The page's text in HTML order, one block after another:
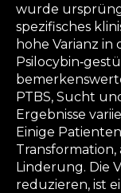
wurde
spezifisches
hohe Varianz in
PTBS, Sucht
Ergebnisse
Einige
Linderung. Die
reduzieren, ist